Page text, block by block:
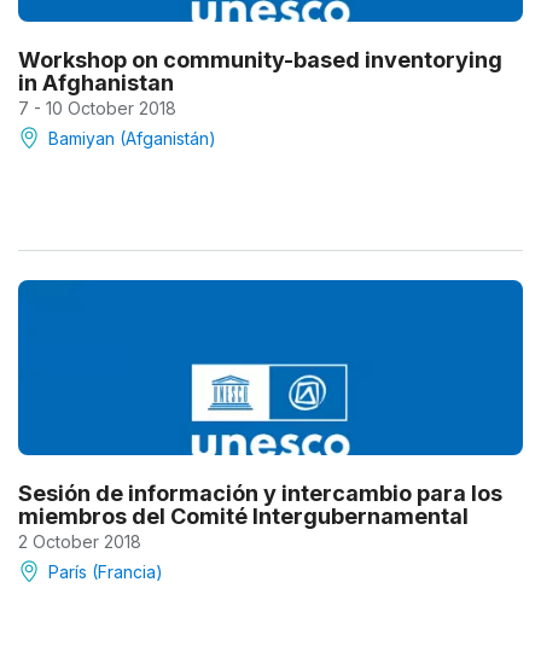
Workshop on community-based inventorying
in Afghanistan
7 - 10 October 2018
Bamiyan (Afganistán)
Sesión de información y intercambio para los
miembros del Comité Intergubernamental
2 October 2018
París (Francia)